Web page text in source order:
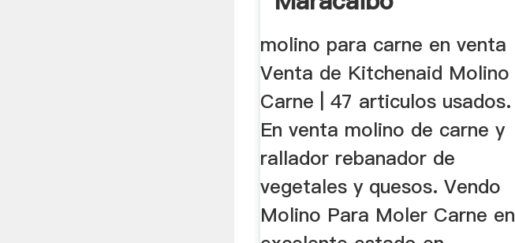
molino para carne en venta
Venta de Kitchenaid Molino
Carne | 47 articulos usados.
En venta molino de carne y
rallador rebanador de
vegetales y quesos. Vendo
Molino Para Moler Carne en